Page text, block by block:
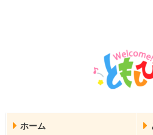
ホーム